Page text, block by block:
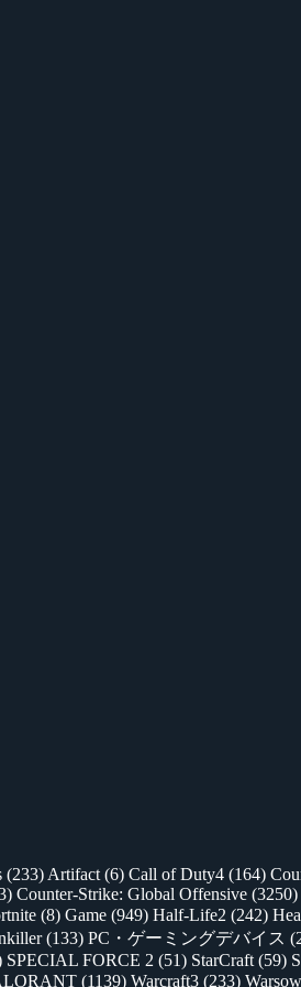
(233) Artifact (6) Call of Duty4 (164)
Counter-Strike: Global Offensive (3250)
(8) Game (949) Half-Life2 (242)
(133) PC・ゲーミングデバイス
SPECIAL FORCE 2 (51) StarCraft (59)
(1139) Warcraft3 (233) Warsow